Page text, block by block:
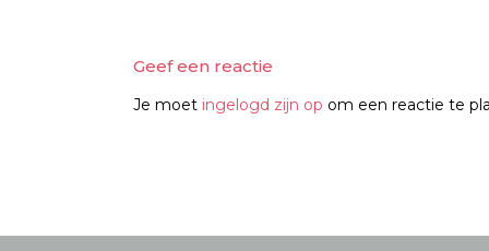
Geef een reactie
Je moet ingelogd zijn op om een reactie te